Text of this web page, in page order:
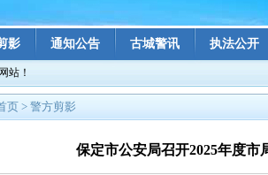
影 通知公告 古城警讯 执法公开
站！
页 > 警方剪影
保定市公安局召开2025年度